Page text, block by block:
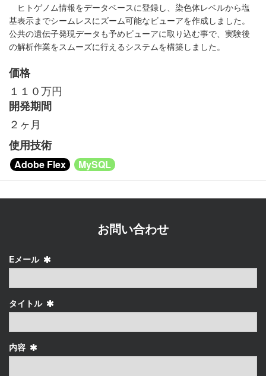
ヒトゲノム情報をデータベースに登録し、染色体レベルから塩
基表示までシームレスにズーム可能なビューアを作成しました。
公共の遺伝子発現データも予めビューアに取り込む事で、実験後
の解析作業をスムーズに行えるシステムを構築しました。
価格
１１０万円
開発期間
２ヶ月
使用技術
Adobe Flex MySQL
お問い合わせ
Eメール
タイトル
内容